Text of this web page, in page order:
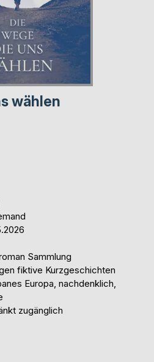
wählen
Sammlung
fiktive Kurzgeschichten
Europa, nachdenklich,
zugänglich